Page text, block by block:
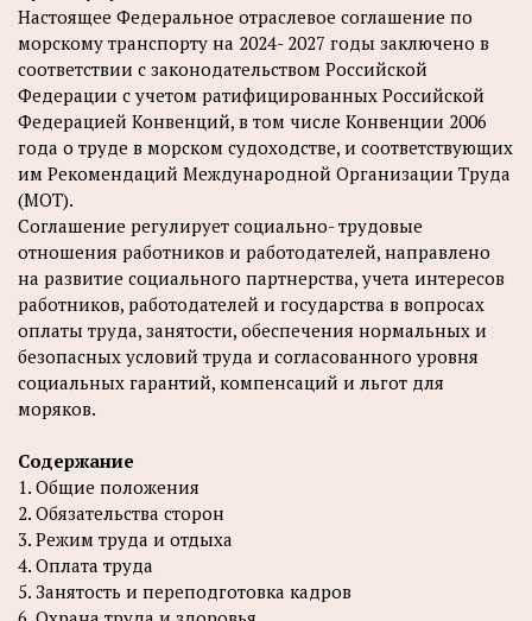
Настоящее Федеральное отраслевое соглашение по
морскому транспорту на 2024- 2027 годы заключено в
соответствии с законодательством Российской
Федерации с учетом ратифицированных Российской
Федерацией Конвенций, в том числе Конвенции 2006
года о труде в морском судоходстве, и соответствующих
им Рекомендаций Международной Организации Труда
(МОТ).
Соглашение регулирует социально- трудовые
отношения работников и работодателей, направлено
на развитие социального партнерства, учета интересов
работников, работодателей и государства в вопросах
оплаты труда, занятости, обеспечения нормальных и
безопасных условий труда и согласованного уровня
социальных гарантий, компенсаций и льгот для
моряков.
Содержание
1. Общие положения
2. Обязательства сторон
3. Режим труда и отдыха
4. Оплата труда
5. Занятость и переподготовка кадров